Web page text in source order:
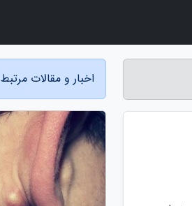
اخبار و مقالات مرتبط